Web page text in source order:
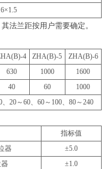
法兰距按用户需要确定。
4 ZHA(B)-5
ZHA(B)-6
630 1000
1600
40 60
1000
20～60、60～100、80～240
指标值
器
±5.0
±1.0